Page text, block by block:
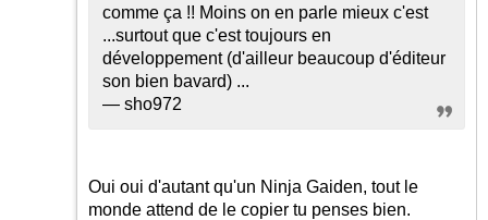
comme ça !! Moins on en parle mieux c'est
...surtout que c'est toujours en
développement (d'ailleur beaucoup d'éditeur
son bien bavard) ...
— sho972
Oui oui d'autant qu'un Ninja Gaiden, tout le
monde attend de le copier tu penses bien.